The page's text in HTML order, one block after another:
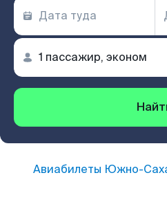
Авиабилеты Южно-